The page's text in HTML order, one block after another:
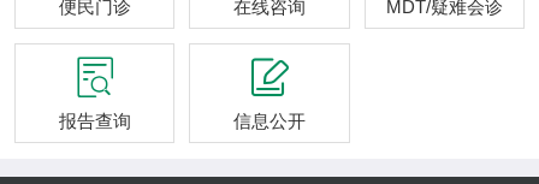
便民门诊 在线咨询 MDT/疑难会诊

报告查询

信息公开